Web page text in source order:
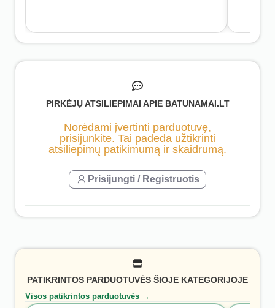
PIRKĖJŲ ATSILIEPIMAI APIE BATUNAMAI.LT
Norėdami įvertinti parduotuvę,
prisijunkite. Tai padeda užtikrinti
atsiliepimų patikimumą ir skaidrumą.
Prisijungti / Registruotis
PATIKRINTOS PARDUOTUVĖS ŠIOJE KATEGORIJOJE
Visos patikrintos parduotuvės →